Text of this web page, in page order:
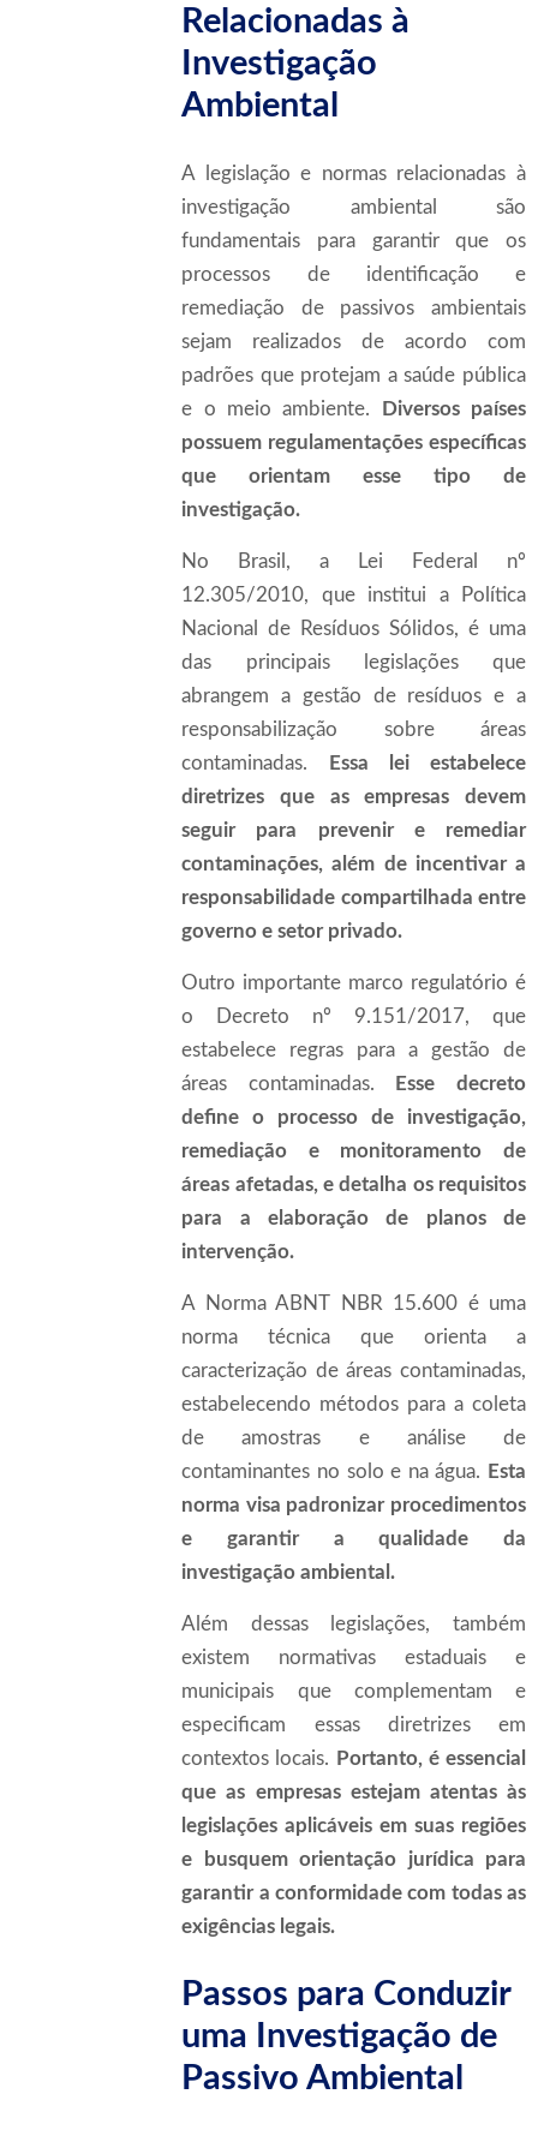
Relacionadas à
Investigação
Ambiental
A legislação e normas relacionadas à
investigação ambiental são
fundamentais para garantir que os
processos de identificação e
remediação de passivos ambientais
sejam realizados de acordo com
padrões que protejam a saúde pública
e o meio ambiente.
Diversos países
possuem regulamentações específicas
que orientam esse tipo de
investigação.
No Brasil, a Lei Federal nº
12.305/2010, que institui a Política
Nacional de Resíduos Sólidos, é uma
das principais legislações que
abrangem a gestão de resíduos e a
responsabilização sobre áreas
contaminadas.
Essa lei estabelece
diretrizes que as empresas devem
seguir para prevenir e remediar
contaminações, além de incentivar a
responsabilidade compartilhada entre
governo e setor privado.
Outro importante marco regulatório é
o Decreto nº 9.151/2017, que
estabelece regras para a gestão de
áreas contaminadas.
Esse decreto
define o processo de investigação,
remediação e monitoramento de
áreas afetadas, e detalha os requisitos
para a elaboração de planos de
intervenção.
A Norma ABNT NBR 15.600 é uma
norma técnica que orienta a
caracterização de áreas contaminadas,
estabelecendo métodos para a coleta
de amostras e análise de
contaminantes no solo e na água.
Esta
norma visa padronizar procedimentos
e garantir a qualidade da
investigação ambiental.
Além dessas legislações, também
existem normativas estaduais e
municipais que complementam e
especificam essas diretrizes em
contextos locais.
Portanto, é essencial
que as empresas estejam atentas às
legislações aplicáveis em suas regiões
e busquem orientação jurídica para
garantir a conformidade com todas as
exigências legais.
Passos para Conduzir
uma Investigação de
Passivo Ambiental